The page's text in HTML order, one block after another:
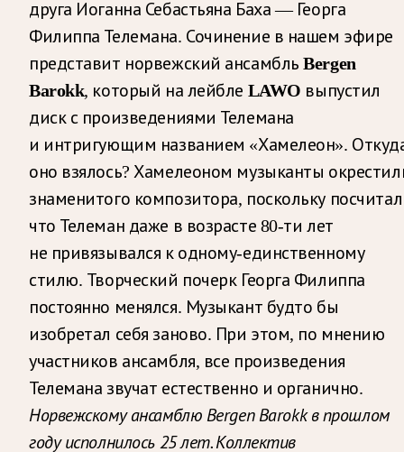
друга Иоганна Себастьяна Баха — Георга
Филиппа Телемана. Сочинение в нашем эфире
представит норвежский ансамбльBergen
Barokk, который на лейбле LAWO выпустил
диск с произведениями Телемана
и интригующим названием «Хамелеон».
оно взялось? Хамелеоном музыканты
знаменитого композитора, поскольку
что Телеман даже в возрасте 80-ти лет
не привязывался к одному-единственному
стилю. Творческий почерк Георга Филиппа
постоянно менялся. Музыкант будто бы
изобретал себя заново. При этом, по мнению
участников ансамбля, все произведения
Телемана звучат естественно и органично.
Норвежскому ансамблюBergenBarokk в прошлом
году исполнилось 25 лет. Коллектив